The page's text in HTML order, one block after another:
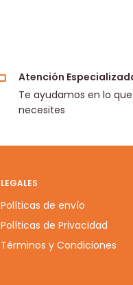
Atención
Te ayudamos en lo que
necesites
LEGALES
Políticas de envío
Políticas de Privacidad
Términos y Condiciones